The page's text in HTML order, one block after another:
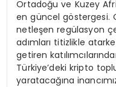
Ortadoğu ve Kuzey
en güncel göstergesi.
netleşen regülasyon
adımları titizlikle
getiren
Türkiye’deki kripto
yaratacağına